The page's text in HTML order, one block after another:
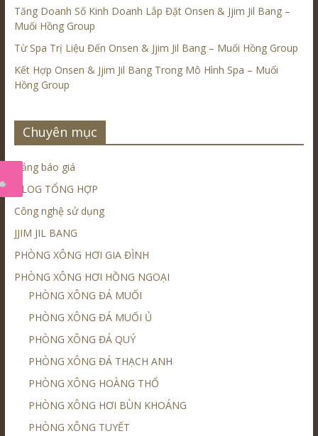
Tăng Doanh Số Kinh Doanh Lắp Đặt Onsen & Jjim Jil Bang –
Muối Hồng Group
Từ Spa Trị Liệu Đến Onsen & Jjim Jil Bang – Muối Hồng Group
Kết Hợp Onsen & Jjim Jil Bang Trong Mô Hình Spa – Muối
Hồng Group
Chuyên mục
Bảng báo giá
BLOG TỔNG HỢP
Công nghệ sử dụng
JJIM JIL BANG
PHÒNG XÔNG HƠI GIA ĐÌNH
PHÒNG XÔNG HƠI HỒNG NGOẠI
PHÒNG XÔNG ĐÁ MUỐI
PHÒNG XÔNG ĐÁ MUỐI Ủ
PHÒNG XÔNG ĐÁ QUÝ
PHÒNG XÔNG ĐÁ THẠCH ANH
PHÒNG XÔNG HOÀNG THỔ
PHÒNG XÔNG HƠI BÙN KHOÁNG
PHÒNG XÔNG TUYẾT